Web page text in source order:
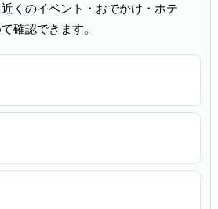
くのイベント・おでかけ・ホテ
確認できます。